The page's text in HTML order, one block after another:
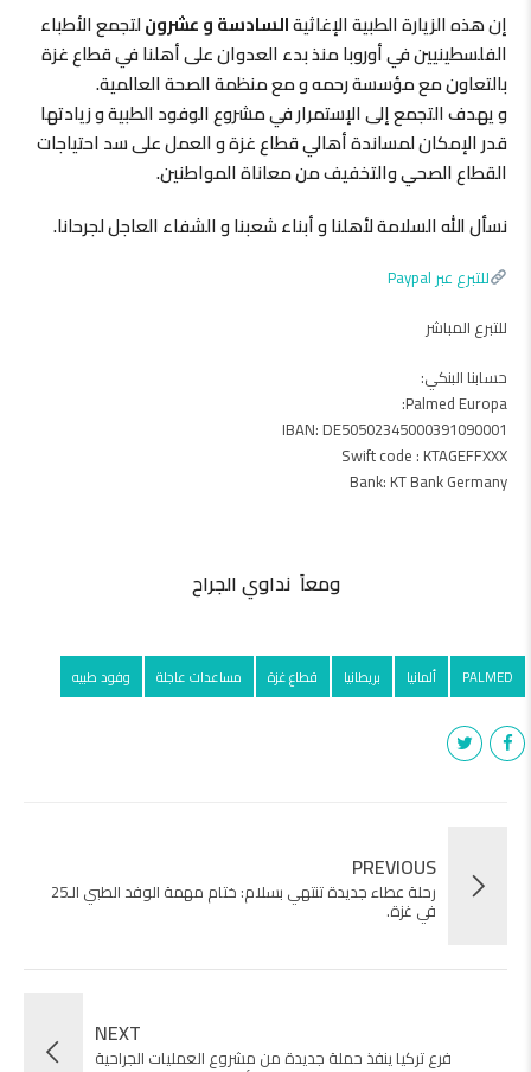
إن هذه الزيارة الطبية الإغاثيةالسادسة و عشرونلتجمع الأطباء
الفلسطينيين في أوروبا منذ بدء العدوان على أهلنا في قطاع غزة
بالتعاون مع مؤسسة رحمه و مع منظمة الصحة العالمية.
و يهدف التجمع إلى الإستمرار في مشروع الوفود الطبية و زيادتها
قدر الإمكان لمساندة أهالي قطاع غزة و العمل على سد احتياجات
القطاع الصحي والتخفيف من معاناة المواطنين.
نسأل الله السلامة لأهلنا و أبناء شعبنا و الشفاء العاجل لجرحانا.
للتبرع عبر Paypal
للتبرع المباشر
حسابنا البنكي:
Palmed Europa:
IBAN: DE50502345000391090001
Swift code : KTAGEFFXXX
Bank: KT Bank Germany
ومعاً نداوي الجراح
PALMED ألمانيا بريطانيا قطاع غزة مساعدات عاجلة وفود طبيه
PREVIOUS
رحلة عطاء جديدة تنتهي بسلام: ختام مهمة الوفد الطبي الـ25
في غزة.
NEXT
فرع تركيا ينفذ حملة جديدة من مشروع العمليات الجراحية